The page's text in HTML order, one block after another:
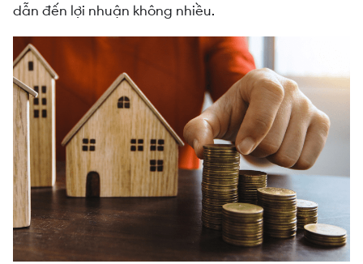
dẫn đến lợi nhuận không nhiều.